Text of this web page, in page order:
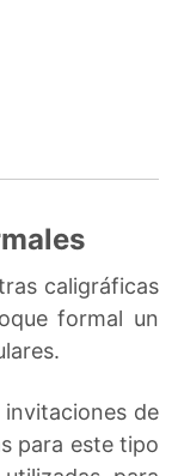
caligráficas
formal un
invitaciones de
para este tipo